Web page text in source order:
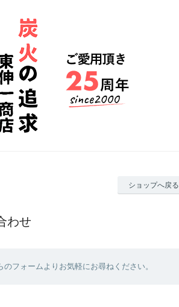
ショップへ戻る
わせ
フォームよりお気軽にお尋ねください。